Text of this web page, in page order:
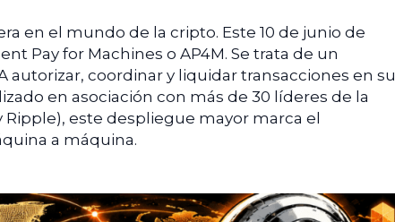
Trading
en el mundo de la cripto. Este 10 de junio de
Pay for Machines o AP4M. Se trata de un
coordinar y liquidar transacciones en su
en asociación con más de 30 líderes de la
este despliegue mayor marca el
a máquina.